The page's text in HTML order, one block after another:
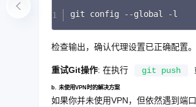
git config --global -l
检查输出，确认代理设置已正确配置。
重试Git操作: 在执行 git push
b. 未使用VPN时的解决方案
如果你并未使用VPN，但依然遇到端